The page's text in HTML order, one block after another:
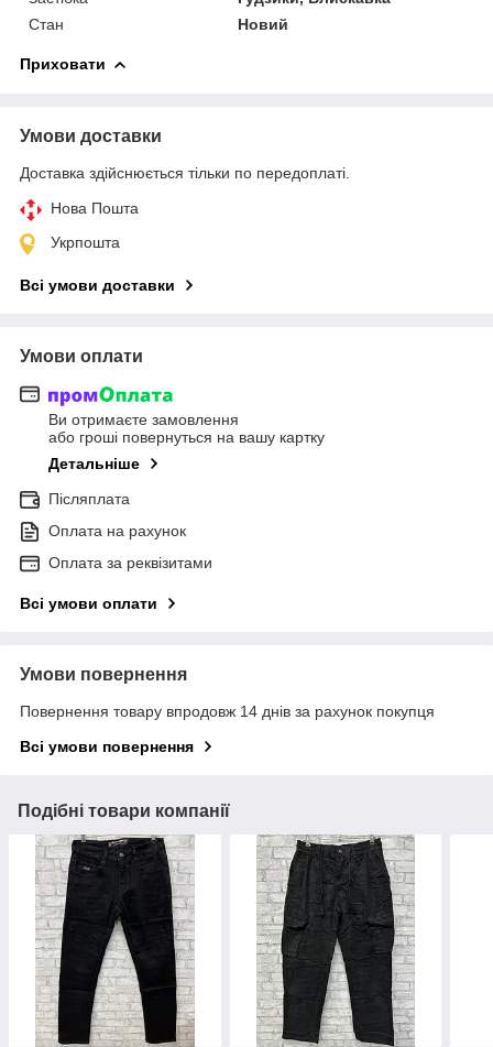
Стан
Новий
Приховати
Умови доставки
Доставка здійснюється тільки по передоплаті.
Нова Пошта
Укрпошта
Всі умови доставки
Умови оплати
Ви отримаєте замовлення
або гроші повернуться на вашу картку
Детальніше
Післяплата
Оплата на рахунок
Оплата за реквізитами
Всі умови оплати
Умови повернення
Повернення товару впродовж 14 днів за рахунок покупця
Всі умови повернення
Подібні товари компанії